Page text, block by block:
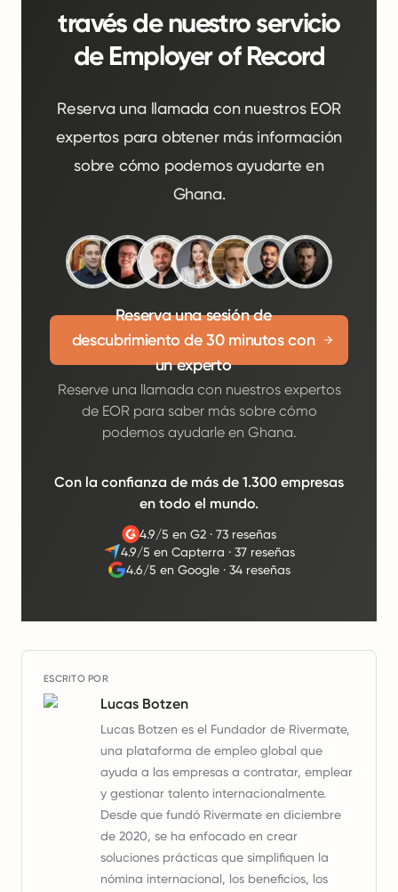
través de nuestro servicio
de Employer of Record
Reserva una llamada con nuestros EOR
expertos para obtener más información
sobre cómo podemos ayudarte en
Ghana.
Reserva una sesión de
descubrimiento de 30 minutos con
un experto
Reserve una llamada con nuestros expertos
de EOR para saber más sobre cómo
podemos ayudarle en Ghana.
Con la confianza de más de 1.300 empresas
en todo el mundo.
4.9/5 en G2 ·73 reseñas
4.9/5 en Capterra ·37 reseñas
4.6/5 en Google· 34 reseñas
ESCRITO POR
Lucas Botzen
Lucas Botzen es el Fundador de Rivermate,
una plataforma de empleo global que
ayuda a las empresas a contratar, emplear
y gestionar talento internacionalmente.
Desde que fundó Rivermate en diciembre
de 2020, se ha enfocado en crear
soluciones prácticas que simplifiquen la
nómina internacional, los beneficios, los